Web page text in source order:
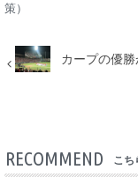
策）
カープの優
RECOMMEND こち